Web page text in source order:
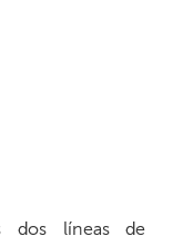
dos líneas de